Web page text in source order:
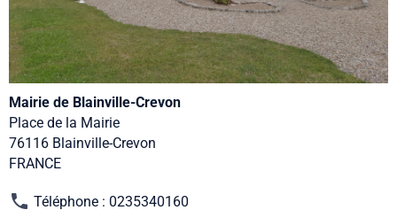
Mairie de Blainville-Crevon
Place de la Mairie
76116 Blainville-Crevon
FRANCE
Téléphone : 0235340160